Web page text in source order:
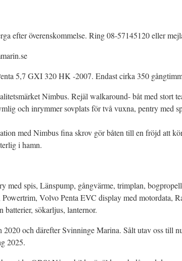
efter överenskommelse. Ring 08-57145120 eller
5,7 GXI 320 HK -2007. Endast cirka 350
Nimbus. Rejäl walkaround- båt med stort
och inrymmer sovplats för två vuxna, pentry med
med Nimbus fina skrov gör båten till en fröjd att
i hamn.
med spis, Länspump, gångvärme, trimplan,
Volvo Penta EVC display med
batterier, sökarljus, lanternor.
2020 och därefter Svinninge Marina. Sålt utav oss till
2025.